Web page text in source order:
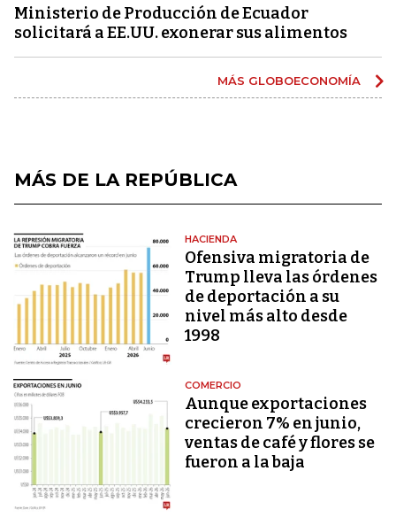
Ministerio de Producción de Ecuador
solicitará a EE.UU. exonerar sus alimentos
MÁS GLOBOECONOMÍA
MÁS DE LA REPÚBLICA
HACIENDA
Ofensiva migratoria de
Trump lleva las órdenes
de deportación a su
nivel más alto desde
1998
COMERCIO
Aunque exportaciones
crecieron 7% en junio,
ventas de café y flores se
fueron a la baja